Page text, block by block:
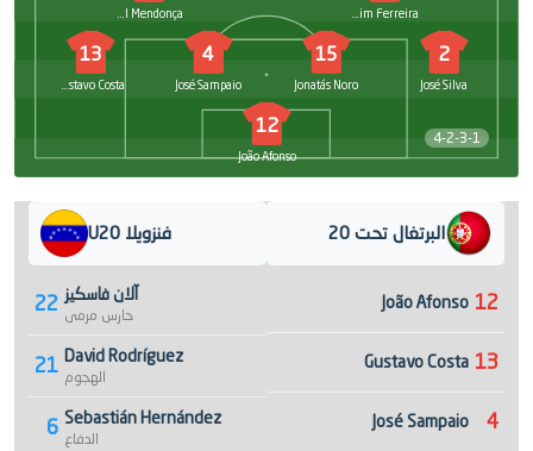
4-2-3-1
Martim Ferreira
Manuel Mendonça
2
José Silva
15
Jonatás Noro
4
José Sampaio
13
Gustavo Costa
12
João Afonso
فنزويلا U20
22 آلان فاسكيز
حارس مرمى
21 David Rodríguez
الهجوم
6 Sebastián Hernández
الدفاع
البرتغال تحت 20
12
João Afonso
13
Gustavo Costa
4
José Sampaio